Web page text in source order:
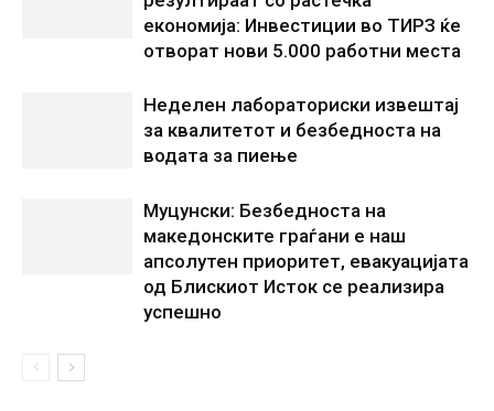
економија: Инвестиции во ТИРЗ ќе
отворат нови 5.000 работни места
Неделен лабораториски извештај
за квалитетот и безбедноста на
водата за пиење
Муцунски: Безбедноста на
македонските граѓани е наш
апсолутен приоритет, евакуацијата
од Блискиот Исток се реализира
успешно